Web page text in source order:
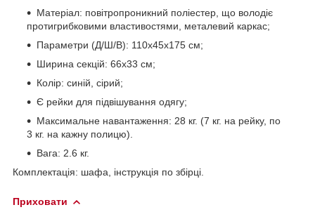
Матеріал: повітропроникний поліестер, що володіє
протигрибковими властивостями, металевий каркас;
Параметри (Д/Ш/В): 110х45х175 см;
Ширина секцій: 66х33 см;
Колір: синій, сірий;
Є рейки для підвішування одягу;
Максимальне навантаження: 28 кг. (7 кг. на рейку, по
3 кг. на кажну полицю).
Вага: 2.6 кг.
Комплектація: шафа, інструкція по збірці.
Приховати